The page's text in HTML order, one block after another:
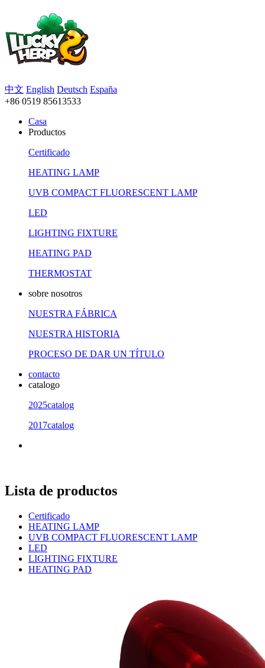
中文 English Deutsch España
+86 0519 85613533
Casa
Productos
Certificado
HEATING LAMP
UVB COMPACT FLUORESCENT LAMP
LED
LIGHTING FIXTURE
HEATING PAD
THERMOSTAT
sobre nosotros
NUESTRA FÁBRICA
NUESTRA HISTORIA
PROCESO DE DAR UN TÍTULO
contacto
catalogo
2025catalog
2017catalog
Lista de productos
Certificado
HEATING LAMP
UVB COMPACT FLUORESCENT LAMP
LED
LIGHTING FIXTURE
HEATING PAD